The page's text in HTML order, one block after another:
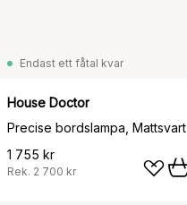
Endast ett fåtal kvar
House Doctor
Precise bordslampa, Mattsvart
1 755 kr
Rek. 2 700 kr